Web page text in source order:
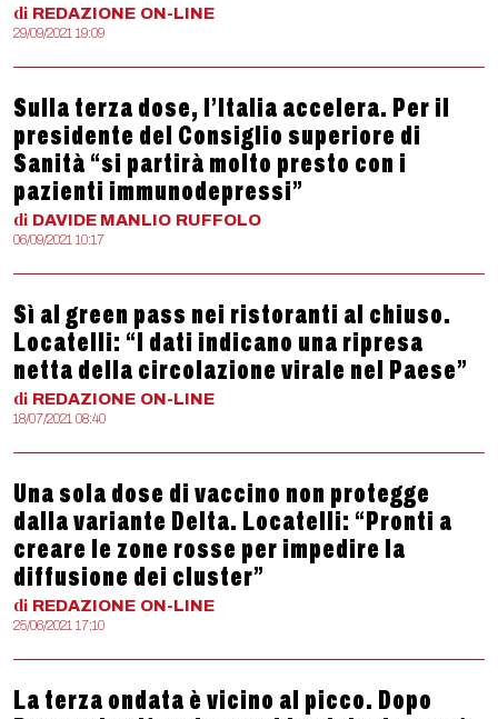
di REDAZIONE ON-LINE
29/09/2021 19:09
Sulla terza dose, l’Italia accelera. Per il
presidente del Consiglio superiore di
Sanità “si partirà molto presto con i
pazienti immunodepressi”
di DAVIDE MANLIO RUFFOLO
06/09/2021 10:17
Sì al green pass nei ristoranti al chiuso.
Locatelli: “I dati indicano una ripresa
netta della circolazione virale nel Paese”
di REDAZIONE ON-LINE
18/07/2021 08:40
Una sola dose di vaccino non protegge
dalla variante Delta. Locatelli: “Pronti a
creare le zone rosse per impedire la
diffusione dei cluster”
di REDAZIONE ON-LINE
25/06/2021 17:10
La terza ondata è vicino al picco. Dopo